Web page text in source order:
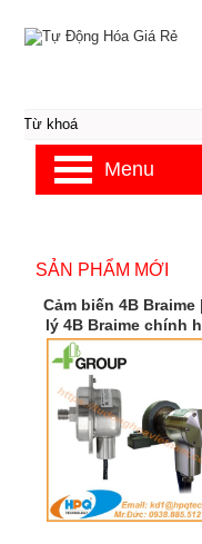
SẢN PHẨM MỚI
Cảm biến 4B Braime
lý 4B Braime chính
Menu